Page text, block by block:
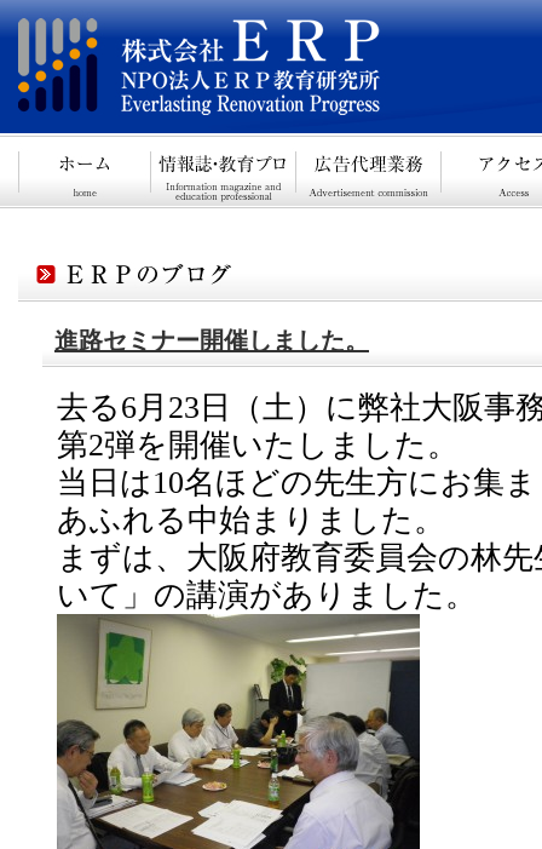
進路セミナー開催しました。
去る6月23日（土）に弊社大阪事
第2弾を開催いたしました。
当日は10名ほどの先生方にお集
あふれる中始まりました。
まずは、大阪府教育委員会の林
いて」の講演がありました。